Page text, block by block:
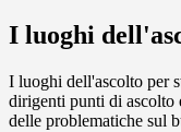
I luoghi
I luoghi dell'ascolto per
dirigenti punti di ascolto
delle problematiche sul